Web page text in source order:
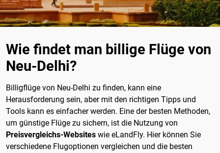
Wie findet man billige Flüge von
Neu-Delhi?
Billigflüge von Neu-Delhi zu finden, kann eine
Herausforderung sein, aber mit den richtigen Tipps und
Tools kann es einfacher werden. Eine der besten Methoden,
um günstige Flüge zu sichern, ist die Nutzung von
Preisvergleichs-Websites wie eLandFly. Hier können Sie
verschiedene Flugoptionen vergleichen und die besten